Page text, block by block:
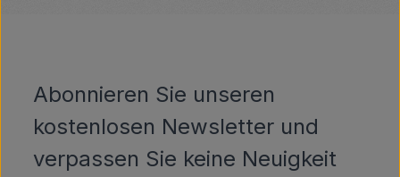
Abonnieren Sie unseren
kostenlosen Newsletter und
verpassen Sie keine Neuigkeit